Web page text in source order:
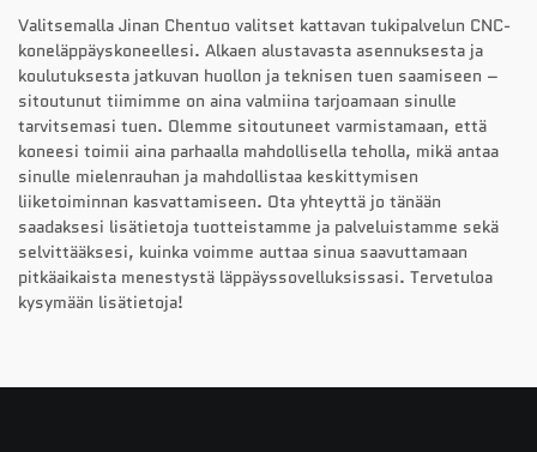
Valitsemalla Jinan Chentuo valitset kattavan tukipalvelun CNC-
koneläppäyskoneellesi. Alkaen alustavasta asennuksesta ja
koulutuksesta jatkuvan huollon ja teknisen tuen saamiseen –
sitoutunut tiimimme on aina valmiina tarjoamaan sinulle
tarvitsemasi tuen. Olemme sitoutuneet varmistamaan, että
koneesi toimii aina parhaalla mahdollisella teholla, mikä antaa
sinulle mielenrauhan ja mahdollistaa keskittymisen
liiketoiminnan kasvattamiseen. Ota yhteyttä jo tänään
saadaksesi lisätietoja tuotteistamme ja palveluistamme sekä
selvittääksesi, kuinka voimme auttaa sinua saavuttamaan
pitkäaikaista menestystä läppäyssovelluksissasi. Tervetuloa
kysymään lisätietoja!